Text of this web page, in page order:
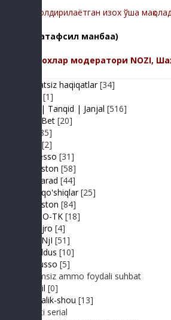
-Қолдирилаётган изох ўша
(батафсил манбаа)
Изохлар модератори NOZI,
Adolatsiz haqiqatlar [34]
[1]
Baxs| Tanqid | Janjal [516]
BeshBet [20]
[85]
[2]
Expresso [31]
FIKRiston [58]
Hit-Parad [44]
Ijara qo'shiqlar [25]
IJODiston [84]
IMPRO-TK [18]
Jonli ijro [4]
JuMaNjI [51]
JurYuldus [10]
Kaktusso [5]
Yoqimsiz ammo foydali suhbat
Kongil [0]
Kundalik-shou [13]
Realiti serial